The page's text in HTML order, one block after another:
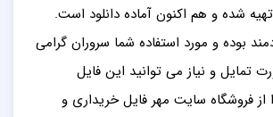
تهیه شده و هم اکنون آماده دانلود است.
بوده و مورد استفاده شما سروران گرامی
تمایل و نیاز می توانید این فایل
از فروشگاه سایت مهر فایل خریداری و